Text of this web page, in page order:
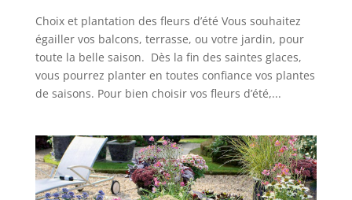
Choix et plantation des fleurs d’été Vous souhaitez
égailler vos balcons, terrasse, ou votre jardin, pour
toute la belle saison. Dès la fin des saintes glaces,
vous pourrez planter en toutes confiance vos plantes
de saisons. Pour bien choisir vos fleurs d’été,...